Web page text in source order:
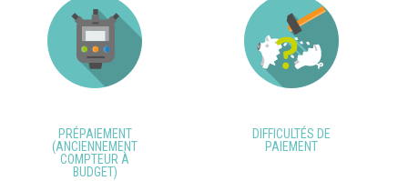
PRÉPAIEMENT
(ANCIENNEMENT
COMPTEUR À
BUDGET)
DIFFICULTÉS DE
PAIEMENT